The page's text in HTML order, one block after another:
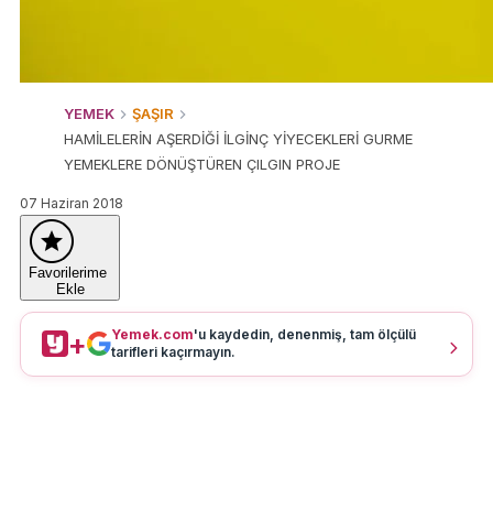
YEMEK
ŞAŞIR
HAMİLELERİN AŞERDİĞİ İLGİNÇ YİYECEKLERİ GURME
YEMEKLERE DÖNÜŞTÜREN ÇILGIN PROJE
07 Haziran 2018
Favorilerime
Ekle
+ Yemek.com'u kaydedin, denenmiş, tam ölçülü
tarifleri kaçırmayın.